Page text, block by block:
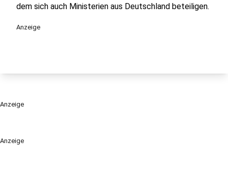
Anzeige
dem sich auch Ministerien aus Deutschland beteiligen.
Anzeige
Anzeige